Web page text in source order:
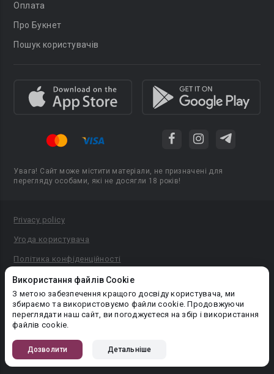
Використання файлів Cookie
З метою забезпечення кращого досвіду користувача, ми
збираємо та використовуємо файли cookie. Продовжуючи
переглядати наш сайт, ви погоджуєтеся на збір і використання
файлів cookie.
Дозволити Детальніше
Оплата
Про Букнет
Пошук користувачів
Увага! Сайт може містити матеріали, не призначені для
перегляду особами, які не досягли 18 років!
Privacy policy
Угода користувача
Політика конфіденційності
Правила публікації авторського контенту
PR-вiддiл: pr@booknet.com
© 2026 Booknet. Всі права захищено.
Narva mnt 5, Tallinn 10117, Естонія